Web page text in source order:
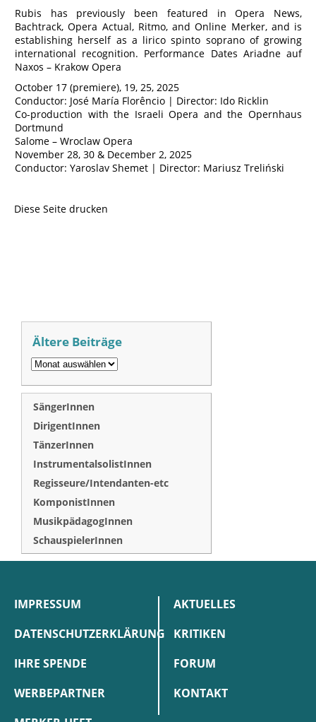
Rubis has previously been featured in Opera News,
Bachtrack, Opera Actual, Ritmo, and Online Merker, and is
establishing herself as a lirico spinto soprano of growing
international recognition. Performance Dates Ariadne auf
Naxos – Krakow Opera
October 17 (premiere), 19, 25, 2025
Conductor: José María Florêncio | Director: Ido Ricklin
Co-production with the Israeli Opera and the Opernhaus
Dortmund
Salome – Wroclaw Opera
November 28, 30 & December 2, 2025
Conductor: Yaroslav Shemet | Director: Mariusz Treliński
Diese Seite drucken
Ältere Beiträge
SängerInnen
DirigentInnen
TänzerInnen
InstrumentalsolistInnen
Regisseure/Intendanten-etc
KomponistInnen
MusikpädagogInnen
SchauspielerInnen
IMPRESSUM
DATENSCHUTZERKLÄRUNG
IHRE SPENDE
WERBEPARTNER
AKTUELLES
KRITIKEN
FORUM
KONTAKT